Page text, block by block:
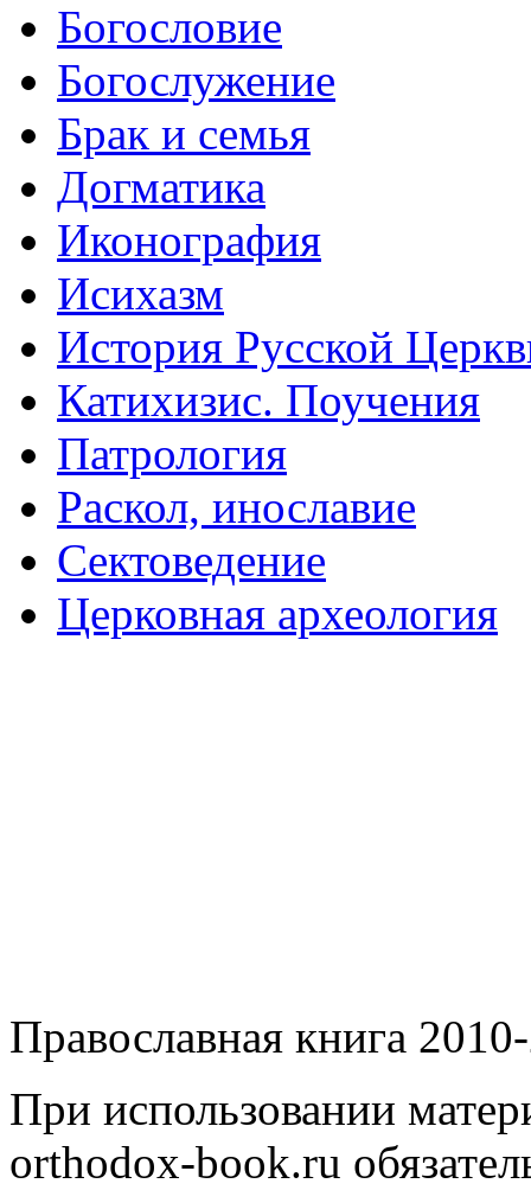
Богословие
Богослужение
Брак и семья
Догматика
Иконография
Исихазм
История Русской
Катихизис. Поучения
Патрология
Раскол, инославие
Сектоведение
Церковная археология
Православная книга
При использовании
orthodox-book.ru